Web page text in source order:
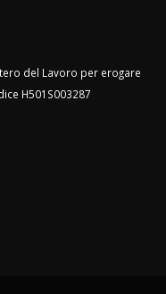
del Lavoro per erogare
H501S003287